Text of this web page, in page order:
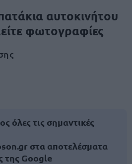
αυτοκινήτου
φωτογραφίες
όλες τις σημαντικές
στα αποτελέσματα
της Google